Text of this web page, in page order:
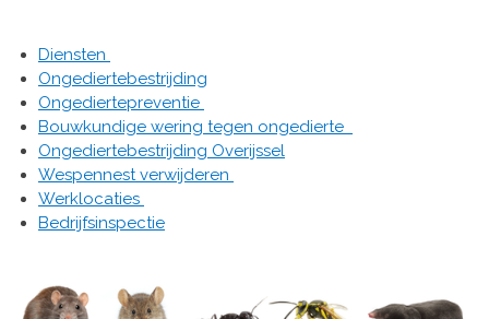
Diensten
Ongediertebestrijding
Ongediertepreventie
Bouwkundige wering tegen ongedierte
Ongediertebestrijding Overijssel
Wespennest verwijderen
Werklocaties
Bedrijfsinspectie